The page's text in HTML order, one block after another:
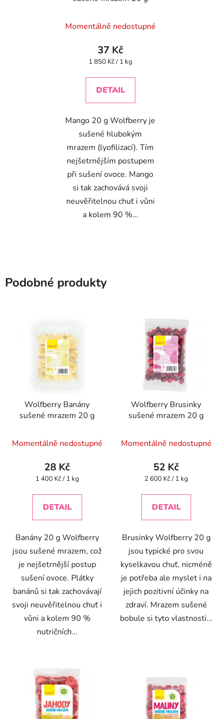
Momentálně nedostupné
37 Kč
Měrná
1 850 Kč / 1 kg
DETAIL
Mango 20 g Wolfberry je
sušené hlubokým
mrazem (lyofilizací). Tím
nejšetrnějším postupem
při sušení ovoce. Mango
si tak zachovává svoji
neuvěřitelnou chuť i vůni
a kolem 90 %...
Podobné produkty
Wolfberry Banány
sušené mrazem 20 g
Momentálně nedostupné
28 Kč
Měrná
1 400 Kč / 1 kg
DETAIL
Banány 20 g Wolfberry
jsou sušené mrazem, což
je nejšetrnější postup
sušení ovoce. Plátky
banánů si tak zachovávají
svoji neuvěřitelnou chuť i
vůni a kolem 90 %
nutričních...
Wolfberry Brusinky
sušené mrazem 20 g
Momentálně nedostupné
52 Kč
Měrná
2 600 Kč / 1 kg
DETAIL
Brusinky Wolfberry 20 g
jsou typické pro svou
kyselkavou chuť, nicméně
je potřeba ale myslet i na
jejich pozitivní účinky na
zdraví. Mrazem sušené
bobule si tyto vlastnosti...